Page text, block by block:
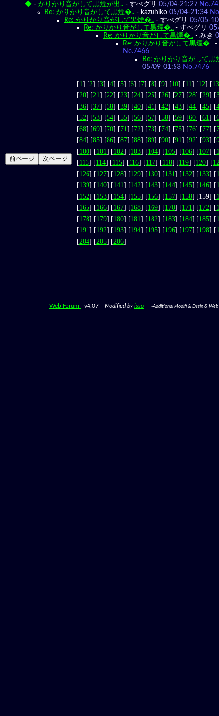
◆ - かりかり音がして黒煙が出.. - すぺグリ 05/04-21:27
Re: かりかり音がして黒煙�.. - kazuhiko 05/04-21:34
Re: かりかり音がして黒煙�.. - すぺグリ 05/05-
Re: かりかり音がして黒煙�.. - すぺグリ
Re: かりかり音がして黒煙�.. - みき
Re: かりかり音がして黒煙�.. -
No.7466
Re: かりかり音がして黒
05/09-01:53 No.7476
[1] [2] [3] [4] [5] [6] [7] [8] [9] [10] [11] [12] [13
[20] [21] [22] [23] [24] [25] [26] [27] [28] [29] [
[36] [37] [38] [39] [40] [41] [42] [43] [44] [45] [
[52] [53] [54] [55] [56] [57] [58] [59] [60] [61] [
[68] [69] [70] [71] [72] [73] [74] [75] [76] [77] [
[84] [85] [86] [87] [88] [89] [90] [91] [92] [93] [
[100] [101] [102] [103] [104] [105] [106] [107] [
[113] [114] [115] [116] [117] [118] [119] [120] [
[126] [127] [128] [129] [130] [131] [132] [133] [
[139] [140] [141] [142] [143] [144] [145] [146] [
[152] [153] [154] [155] [156] [157] [158] [159] [
[165] [166] [167] [168] [169] [170] [171] [172] [
[178] [179] [180] [181] [182] [183] [184] [185] [
[191] [192] [193] [194] [195] [196] [197] [198] [
[204] [205] [206]
- Web Forum - v4.07 Modified by isso -Additional Modifi & Desin &